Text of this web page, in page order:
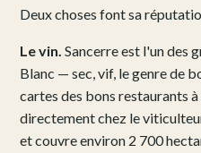
Deux choses font sa
Le vin. Sancerre est l'un des
Blanc — sec, vif, le genre de
cartes des bons restaurants
directement chez le
et couvre environ 2 700